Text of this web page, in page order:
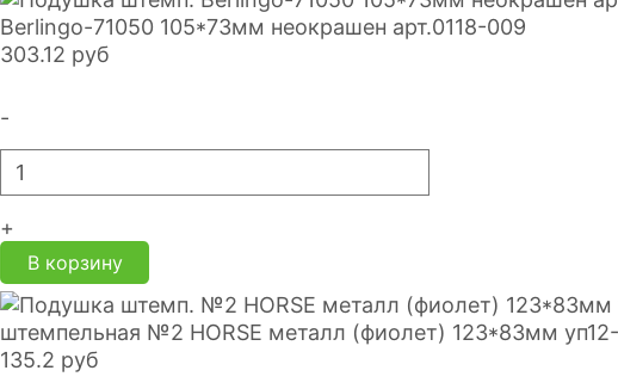
Berlingo-71050 105*73мм неокрашен арт.0118-009
303.12 руб
-
+
В корзину
штемпельная №2 HORSE металл (фиолет) 123*83мм
135.2 руб